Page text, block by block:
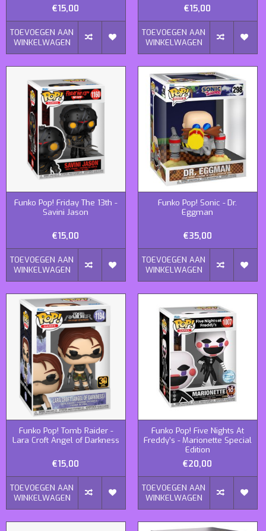
€15,00
TOEVOEGEN AAN
WINKELWAGEN
€15,00
TOEVOEGEN AAN
WINKELWAGEN
Funko Pop! Friday The 13th -
Savini Jason
€15,00
TOEVOEGEN AAN
WINKELWAGEN
Funko Pop! Sonic - Dr.
Eggman
€35,00
TOEVOEGEN AAN
WINKELWAGEN
Funko Pop! Tomb Raider -
Lara Croft Angel of Darkness
€15,00
TOEVOEGEN AAN
WINKELWAGEN
Funko Pop! Five Nights At
Freddy’s - Marionette Special
Edition
€20,00
TOEVOEGEN AAN
WINKELWAGEN